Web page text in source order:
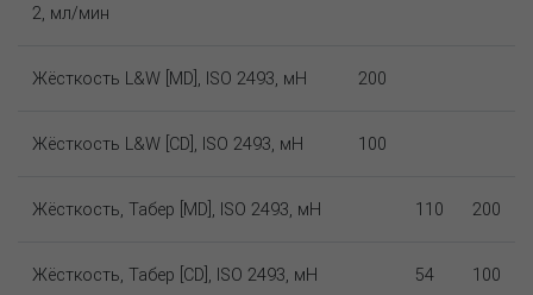
2, мл/мин
Жёсткость L&W [MD], ISO 2493, мН 200
Жёсткость L&W [CD], ISO 2493, мН 100
Жёсткость, Табер [MD], ISO 2493, мН 110 200
Жёсткость, Табер [CD], ISO 2493, мН 54 100